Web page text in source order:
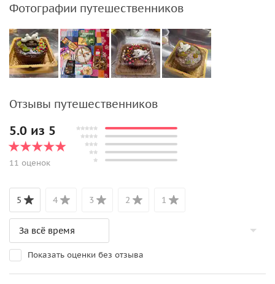
Фотографии путешественников
Отзывы путешественников
5.0 из 5
11 оценок
5 4 3 2 1
Показать оценки без отзыва